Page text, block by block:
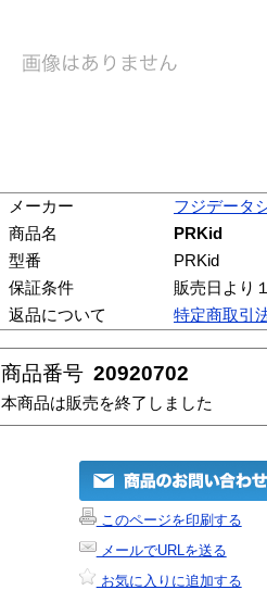
メーカー
フジデータ
商品名
PRKid
型番
PRKid
保証条件
販売日より
返品について
特定商取引
商品番号 20920702
本商品は販売を終了しました
このページを印刷する
メールでURLを送る
お気に入りに追加する